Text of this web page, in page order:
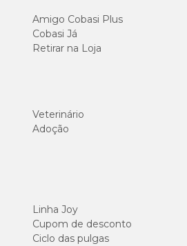
Amigo Cobasi Plus
Cobasi Já
Retirar na Loja
Veterinário
Adoção
Linha Joy
Cupom de desconto
Ciclo das pulgas